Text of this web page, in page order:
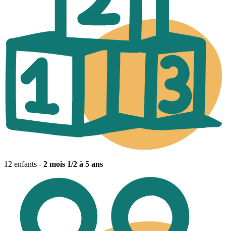
12 enfants - 2 mois 1/2 à 5 ans